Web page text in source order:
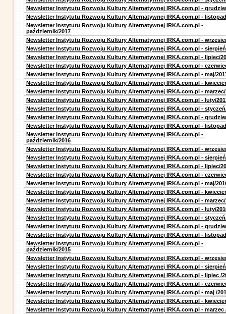
Newsletter Instytutu Rozwoju Kultury Alternatywnej IRKA.com.pl -
Newsletter Instytutu Rozwoju Kultury Alternatywnej IRKA.com.pl -
Newsletter Instytutu Rozwoju Kultury Alternatywnej IRKA.com.pl -
październik/2017
Newsletter Instytutu Rozwoju Kultury Alternatywnej IRKA.com.pl -
Newsletter Instytutu Rozwoju Kultury Alternatywnej IRKA.com.pl -
Newsletter Instytutu Rozwoju Kultury Alternatywnej IRKA.com.pl - lipiec/
Newsletter Instytutu Rozwoju Kultury Alternatywnej IRKA.com.pl -
Newsletter Instytutu Rozwoju Kultury Alternatywnej IRKA.com.pl - maj/
Newsletter Instytutu Rozwoju Kultury Alternatywnej IRKA.com.pl -
Newsletter Instytutu Rozwoju Kultury Alternatywnej IRKA.com.pl - marzec/
Newsletter Instytutu Rozwoju Kultury Alternatywnej IRKA.com.pl - luty/
Newsletter Instytutu Rozwoju Kultury Alternatywnej IRKA.com.pl -
Newsletter Instytutu Rozwoju Kultury Alternatywnej IRKA.com.pl -
Newsletter Instytutu Rozwoju Kultury Alternatywnej IRKA.com.pl -
Newsletter Instytutu Rozwoju Kultury Alternatywnej IRKA.com.pl -
październik/2016
Newsletter Instytutu Rozwoju Kultury Alternatywnej IRKA.com.pl -
Newsletter Instytutu Rozwoju Kultury Alternatywnej IRKA.com.pl -
Newsletter Instytutu Rozwoju Kultury Alternatywnej IRKA.com.pl - lipiec/
Newsletter Instytutu Rozwoju Kultury Alternatywnej IRKA.com.pl -
Newsletter Instytutu Rozwoju Kultury Alternatywnej IRKA.com.pl - maj/
Newsletter Instytutu Rozwoju Kultury Alternatywnej IRKA.com.pl -
Newsletter Instytutu Rozwoju Kultury Alternatywnej IRKA.com.pl - marzec/
Newsletter Instytutu Rozwoju Kultury Alternatywnej IRKA.com.pl - luty/
Newsletter Instytutu Rozwoju Kultury Alternatywnej IRKA.com.pl -
Newsletter Instytutu Rozwoju Kultury Alternatywnej IRKA.com.pl -
Newsletter Instytutu Rozwoju Kultury Alternatywnej IRKA.com.pl -
Newsletter Instytutu Rozwoju Kultury Alternatywnej IRKA.com.pl -
październik/2015
Newsletter Instytutu Rozwoju Kultury Alternatywnej IRKA.com.pl -
Newsletter Instytutu Rozwoju Kultury Alternatywnej IRKA.com.pl -
Newsletter Instytutu Rozwoju Kultury Alternatywnej IRKA.com.pl - lipiec /
Newsletter Instytutu Rozwoju Kultury Alternatywnej IRKA.com.pl -
Newsletter Instytutu Rozwoju Kultury Alternatywnej IRKA.com.pl - maj /
Newsletter Instytutu Rozwoju Kultury Alternatywnej IRKA.com.pl -
Newsletter Instytutu Rozwoju Kultury Alternatywnej IRKA.com.pl - marzec